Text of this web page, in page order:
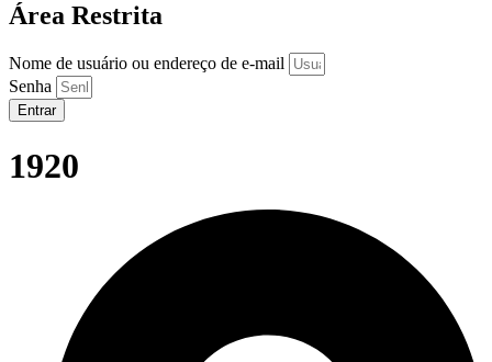
Área Restrita
Nome de usuário ou endereço de e-mail
Senha
Entrar
1920